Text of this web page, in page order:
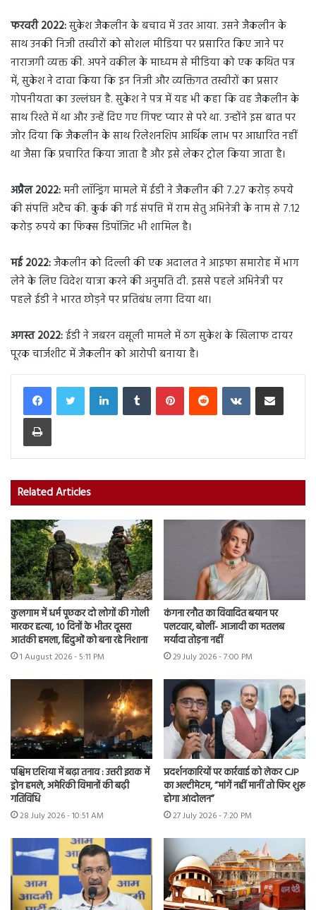
फरवरी 2022:सुकेश जैकलीन के बचाव में उतर आया. उसने जैकलीन के
साथ उनकी निजी तस्वीरों को सोशल मीडिया पर प्रसारित किए जाने पर
नाराजगी व्यक्त की. अपने वकील के माध्यम से मीडिया को एक कथित पत्र
में, सुकेश ने दावा किया कि इन निजी और व्यक्तिगत तस्वीरों का प्रसार
गोपनीयता का उल्लंघन है. सुकेश ने पत्र में यह भी कहा कि वह जैकलीन के
साथ रिश्ते में था और उन्हें दिए गए गिफ्ट प्यार से परे था. उन्होंने इस बात पर
जोर दिया कि जैकलीन के साथ रिलेशनशिप आर्थिक लाभ पर आधारित नहीं
था जैसा कि प्रचारित किया जाता है और इसे लेकर ट्रोल किया जाता है।
अप्रैल 2022:मनी लॉन्ड्रिंग मामले में ईडी ने जैकलीन की 7.27 करोड़ रुपये
की संपत्ति अटैच की. कुर्क की गई संपत्ति में राम सेतु अभिनेत्री के नाम से 7.12
करोड़ रुपये का फिक्स डिपॉजिट भी शामिल है।
मई 2022:जैकलीन को दिल्ली की एक अदालत ने आइफा समारोह में भाग
लेने के लिए विदेश यात्रा करने की अनुमति दी. इससे पहले अभिनेत्री पर
पहले ईडी ने भारत छोड़ने पर प्रतिबंध लगा दिया था।
अगस्त 2022:ईडी ने जबरन वसूली मामले में ठग सुकेश के खिलाफ दायर
पूरक चार्जशीट में जैकलीन को आरोपी बनाया है।
LinkedInTumblr PinterestReddit VKontakteShare via Email
Print
Related Articles
कुलगाम में धर्म पूछकर दो लोगों की गोली
मारकर हत्या, 10 दिनों के भीतर दूसरा
आतंकी हमला, हिंदुओं को बना रहे निशाना
1 August 2026 - 5:11 PM
कंगना रनौत का विवादित बयान पर
पलटवार, बोलीं- आजादी का मतलब
मर्यादा तोड़ना नहीं
29 July 2026 - 7:00 PM
पश्चिम एशिया में बढ़ा तनाव : उत्तरी इराक में
ड्रोन हमले, अमेरिकी विमानों की बढ़ी
गतिविधि
28 July 2026 - 10:51 AM
प्रदर्शनकारियों पर कार्रवाई को लेकर CJP
का अल्टीमेटम, “मांगें नहीं मानीं तो फिर शुरू
होगा आंदोलन”
27 July 2026 - 7:20 PM